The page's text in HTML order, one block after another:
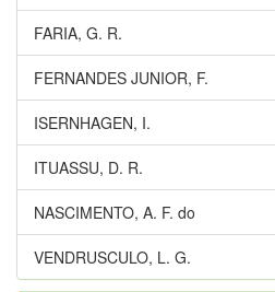
FARIA, G. R.
FERNANDES JUNIOR, F.
ISERNHAGEN, I.
ITUASSU, D. R.
NASCIMENTO, A. F. do
VENDRUSCULO, L. G.